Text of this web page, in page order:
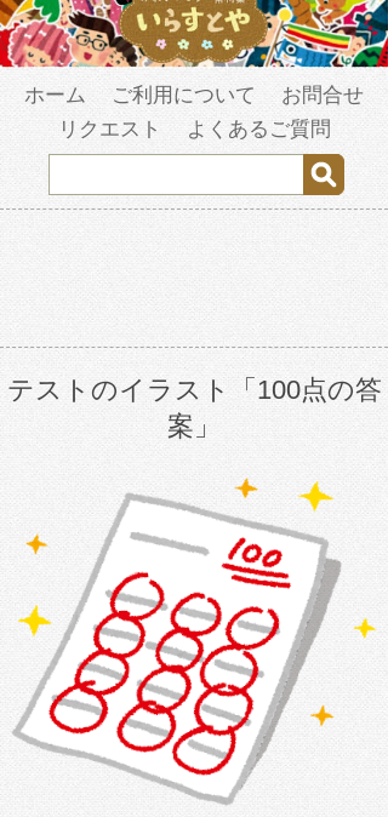
ホーム ご利用について
お問合せ
リクエスト
よくあるご質問
テストのイラスト「100点の答
案」